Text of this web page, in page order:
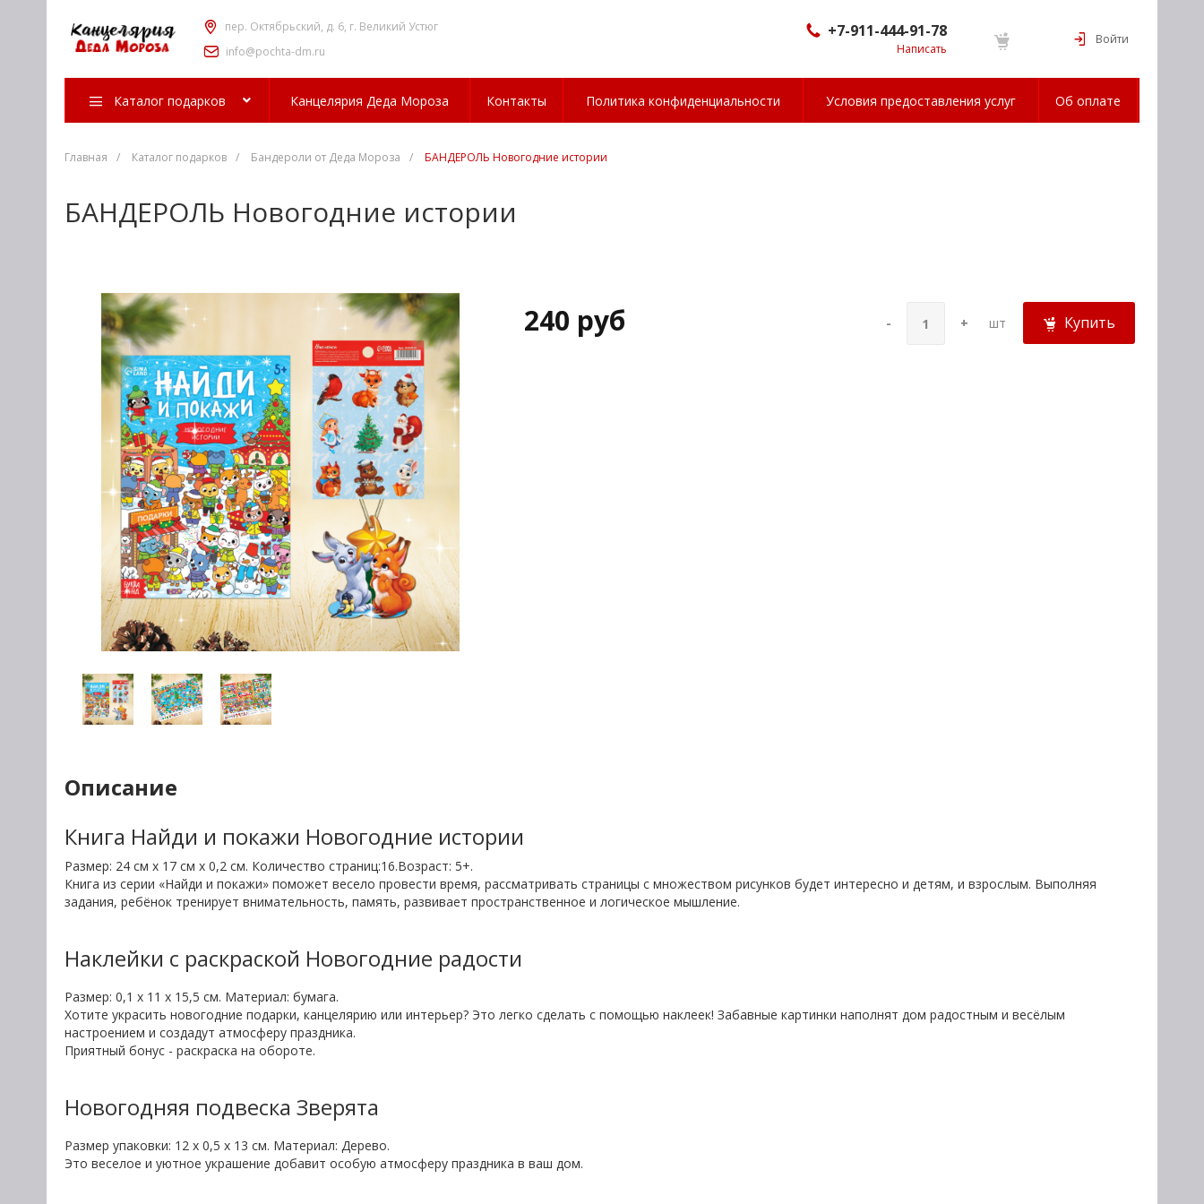
пер. Октябрьский, д. 6, г. Великий Устюг
info@pochta-dm.ru
+7-911-444-91-78
Написать
Войти
Каталог подарков Канцелярия Деда Мороза Контакты Политика конфиденциальности Условия предоставления услуг Об оплате
Главная / Каталог подарков / Бандероли от Деда Мороза / БАНДЕРОЛЬ Новогодние истории
БАНДЕРОЛЬ Новогодние истории
240 руб - + шт Купить
Описание
Книга Найди и покажи Новогодние истории
Размер: 24 см х 17 см х 0,2 см. Количество страниц:16.Возраст: 5+.
Книга из серии «Найди и покажи» поможет весело провести время, рассматривать страницы с множеством рисунков будет интересно и детям, и взрослым. Выполняя
задания, ребёнок тренирует внимательность, память, развивает пространственное и логическое мышление.
Наклейки с раскраской Новогодние радости
Размер: 0,1 х 11 х 15,5 см. Материал: бумага.
Хотите украсить новогодние подарки, канцелярию или интерьер? Это легко сделать с помощью наклеек! Забавные картинки наполнят дом радостным и весёлым
настроением и создадут атмосферу праздника.
Приятный бонус - раскраска на обороте.
Новогодняя подвеска Зверята
Размер упаковки: 12 х 0,5 х 13 см. Материал: Дерево.
Это веселое и уютное украшение добавит особую атмосферу праздника в ваш дом.